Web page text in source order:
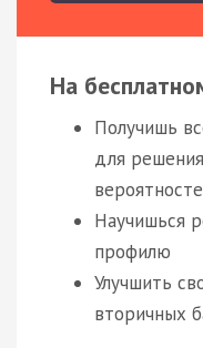
На
Получишь
для
Научишься
профилю
Улучшить
вторичных